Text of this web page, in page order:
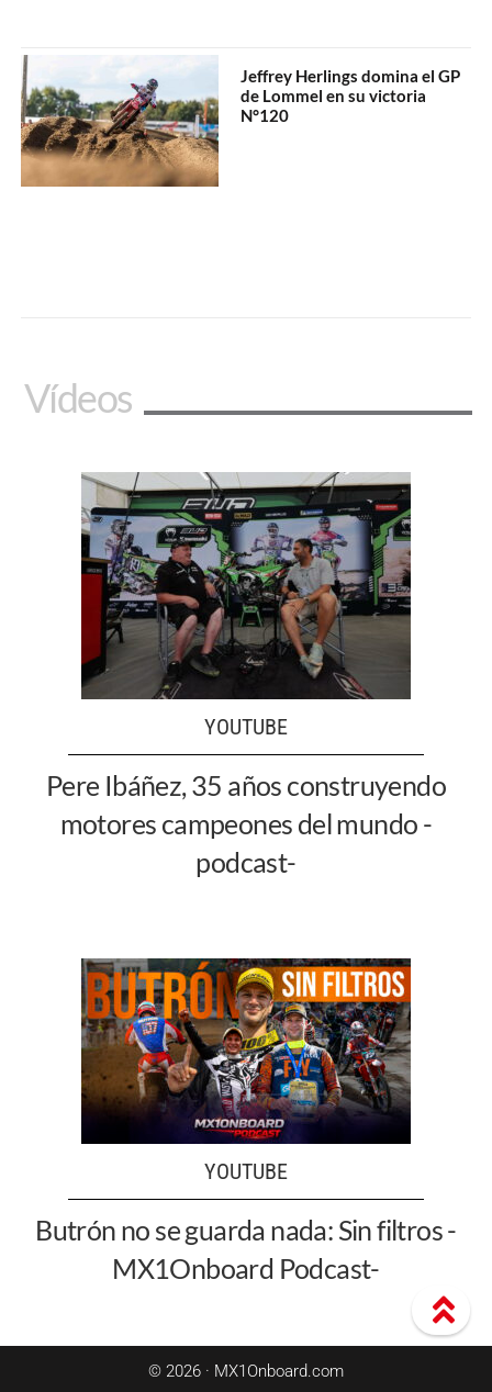
Jeffrey Herlings domina el GP
de Lommel en su victoria
N°120
Vídeos
YOUTUBE
Pere Ibáñez, 35 años construyendo
motores campeones del mundo -
podcast-
YOUTUBE
Butrón no se guarda nada: Sin filtros -
MX1Onboard Podcast-
© 2026 · MX1Onboard.com